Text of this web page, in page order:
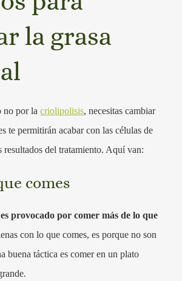
la grasa
no por lacriolipolisis, necesitas cambiar
te permitirán acabar con las células de
resultados del tratamiento. Aquí van:
comes
provocado por comer más de lo que
con lo que comes, es porque no son
buena táctica es comer en un plato